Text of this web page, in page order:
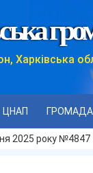
Харківська
ЦНАП ГРОМАДА
2025 року №4847